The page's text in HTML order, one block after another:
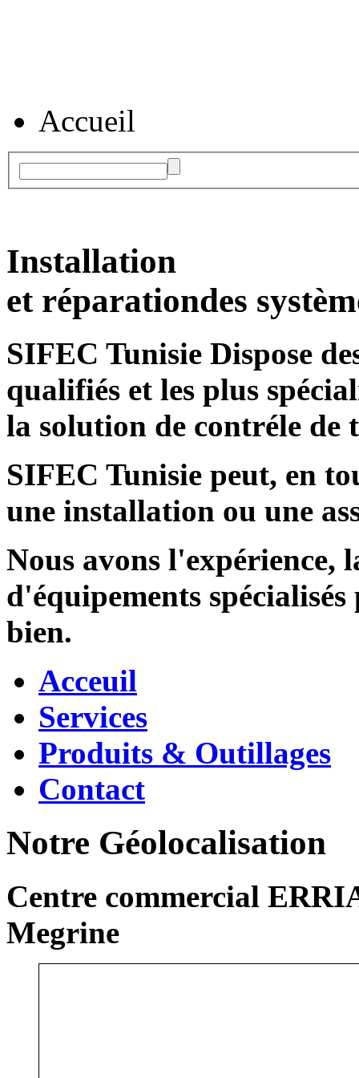
Accueil
Installation
et réparationdes
SIFEC Tunisie Dispose
qualifiés et les plus
la solution de contréle de
SIFEC Tunisie peut, en
une installation ou une
Nous avons l'expérience,
d'équipements
bien.
Acceuil
Services
Produits & Outillages
Contact
Notre Géolocalisation
Centre commercial
Megrine